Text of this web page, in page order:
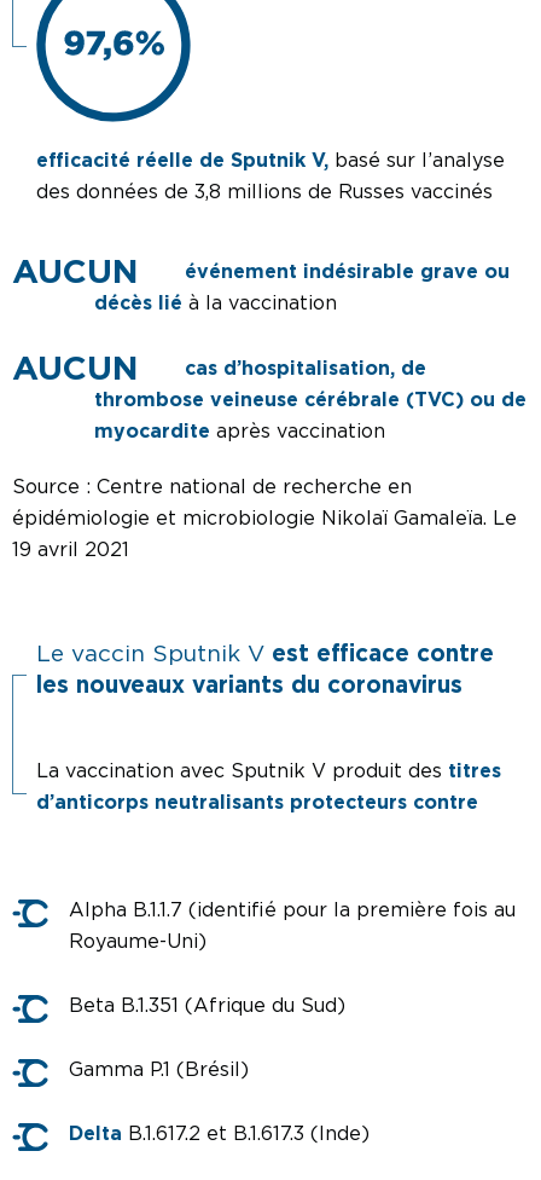
efficacité réelle de Sputnik V, basé sur l’analyse
des données de 3,8 millions de Russes vaccinés
événement indésirable grave ou
décès lié à la vaccination
cas d’hospitalisation, de
thrombose veineuse cérébrale (TVC) ou de
myocardite après vaccination
Source : Centre national de recherche en
épidémiologie et microbiologie Nikolaï Gamaleïa. Le
19 avril 2021
Le vaccin Sputnik V est efficace contre
les nouveaux variants du coronavirus
La vaccination avec Sputnik V produit des titres
d’anticorps neutralisants protecteurs contre
Alpha B.1.1.7 (identifié pour la première fois au
Royaume-Uni)
Beta B.1.351 (Afrique du Sud)
Gamma P.1 (Brésil)
Delta B.1.617.2 et B.1.617.3 (Inde)